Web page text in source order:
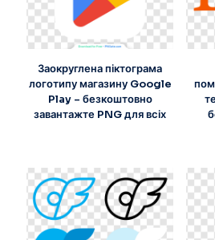
Заокруглена піктограма
логотипу магазину Google
Play – безкоштовно
завантажте PNG для всіх